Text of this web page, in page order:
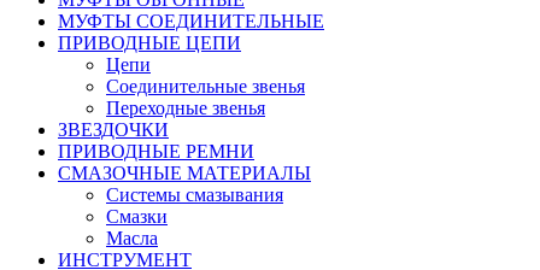
МУФТЫ СОЕДИНИТЕЛЬНЫЕ
ПРИВОДНЫЕ ЦЕПИ
Цепи
Соединительные звенья
Переходные звенья
ЗВЕЗДОЧКИ
ПРИВОДНЫЕ РЕМНИ
СМАЗОЧНЫЕ МАТЕРИАЛЫ
Системы смазывания
Смазки
Масла
ИНСТРУМЕНТ